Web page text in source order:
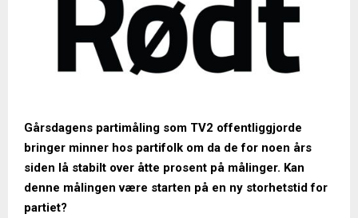
Gårsdagens partimåling som TV2 offentliggjorde
bringer minner hos partifolk om da de for noen års
siden lå stabilt over åtte prosent på målinger. Kan
denne målingen være starten på en ny storhetstid for
partiet?